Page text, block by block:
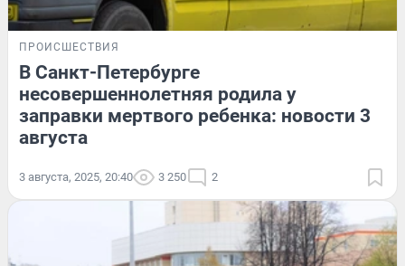
ПРОИСШЕСТВИЯ
В Санкт-Петербурге
несовершеннолетняя родила у
заправки мертвого ребенка: новости 3
августа
3 августа, 2025, 20:40 3 250 2